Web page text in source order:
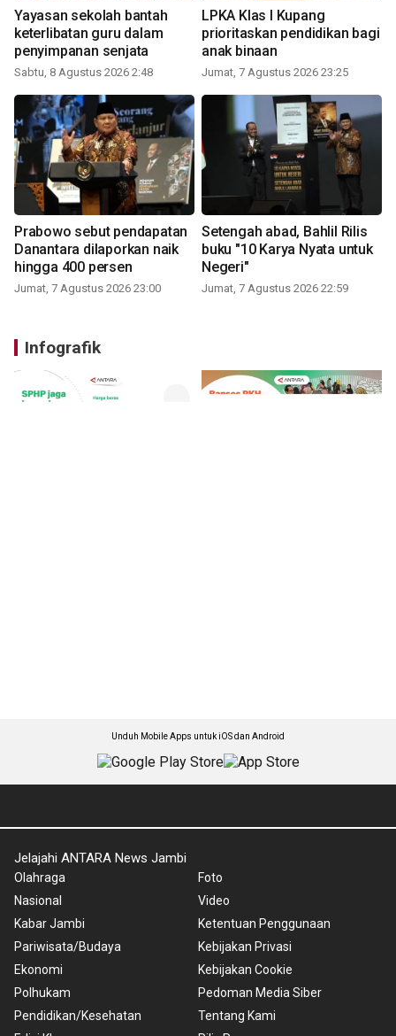
Yayasan sekolah bantah
keterlibatan guru dalam
penyimpanan senjata
Sabtu, 8 Agustus 2026 2:48
LPKA Klas I Kupang
prioritaskan pendidikan bagi
anak binaan
Jumat, 7 Agustus 2026 23:25
Prabowo sebut pendapatan
Danantara dilaporkan naik
hingga 400 persen
Jumat, 7 Agustus 2026 23:00
Setengah abad, Bahlil Rilis
buku "10 Karya Nyata untuk
Negeri"
Jumat, 7 Agustus 2026 22:59
Infografik
Unduh Mobile Apps untuk iOS dan Android
Jelajahi ANTARA News Jambi
Olahraga
Nasional
Kabar Jambi
Pariwisata/Budaya
Ekonomi
Polhukam
Pendidikan/Kesehatan
Foto
Video
Ketentuan Penggunaan
Kebijakan Privasi
Kebijakan Cookie
Pedoman Media Siber
Tentang Kami